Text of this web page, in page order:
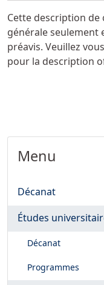
Cette description
générale seulement
préavis. Veuillez
pour la description
Menu
Décanat
Études
Décanat
Programmes